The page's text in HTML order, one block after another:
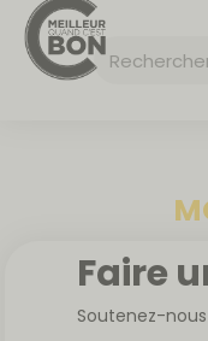
Faire
Soutenez-